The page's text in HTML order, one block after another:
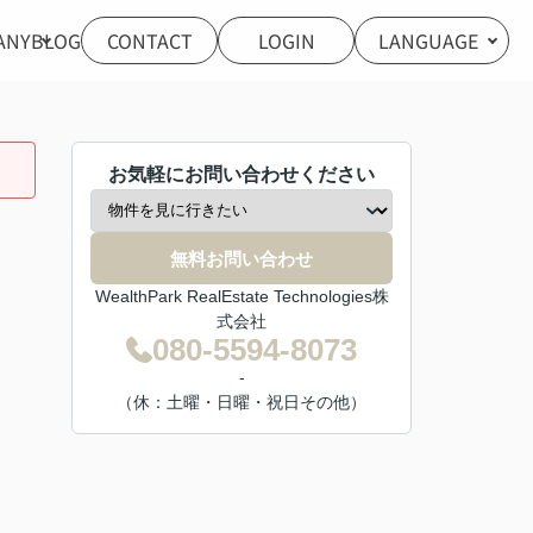
BLOG CONTACT LOGIN LANGUAGE
お気軽にお問い合わせください
無料お問い合わせ
WealthPark RealEstate Technologies株
式会社
080-5594-8073
-
（休：土曜・日曜・祝日その他）